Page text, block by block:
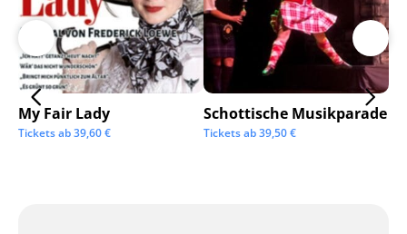
My Fair Lady
Tickets ab39,60€
Schottische Musikparade
Tickets ab39,50€